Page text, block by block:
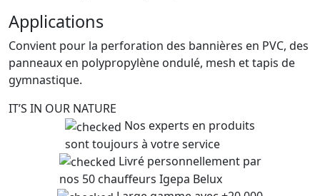
Applications
Convient pour la perforation des bannières en PVC, des
panneaux en polypropylène ondulé, mesh et tapis de
gymnastique.
IT’S IN OUR NATURE
Nos experts en produits
sont toujours à votre service
Livré personnellement par
nos 50 chauffeurs Igepa Belux